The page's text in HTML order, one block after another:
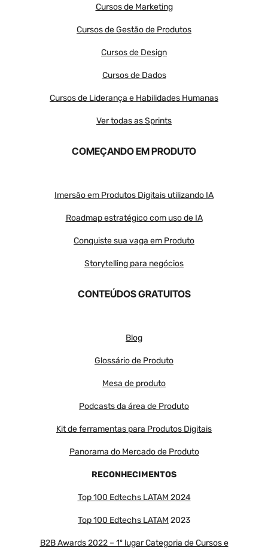
Cursos de Marketing
Cursos de Gestão de Produtos
Cursos de Design
Cursos de Dados
Cursos de Liderança e Habilidades Humanas
Ver todas as Sprints
COMEÇANDO EM PRODUTO
Imersão em Produtos Digitais utilizando IA
Roadmap estratégico com uso de IA
Conquiste sua vaga em Produto
Storytelling para negócios
CONTEÚDOS GRATUITOS
Blog
Glossário de Produto
Mesa de produto
Podcasts da área de Produto
Kit de ferramentas para Produtos Digitais
Panorama do Mercado de Produto
RECONHECIMENTOS
Top 100 Edtechs LATAM 2024
Top 100 Edtechs LATAM 2023
B2B Awards 2022 – 1º lugar Categoria de Cursos e